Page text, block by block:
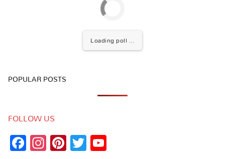
Loading poll ...
POPULAR POSTS
FOLLOW US
Facebook
Instagram
Pinterest
Twitter